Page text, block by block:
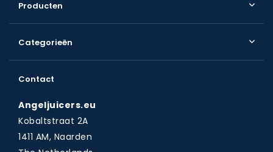
Producten
Categorieën
Contact
Angeljuicers.eu
Kobaltstraat 2A
1411 AM, Naarden